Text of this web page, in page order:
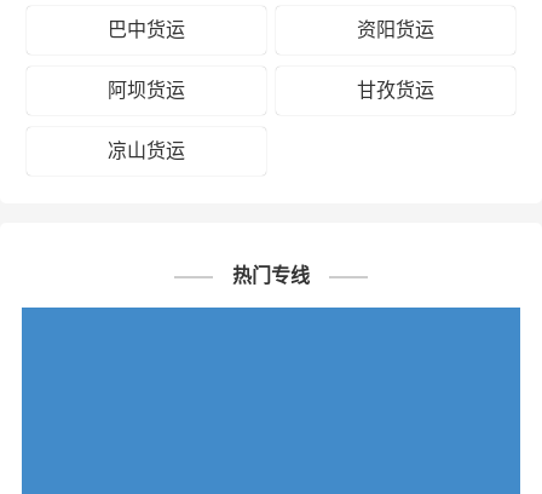
巴中货运 资阳货运
阿坝货运 甘孜货运
凉山货运
热门专线